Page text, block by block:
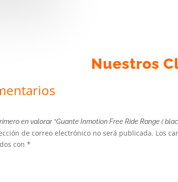
Nuestros
en valorar “Guante Inmotion Free Ride Range (
de correo electrónico no será publicada. Los
con*